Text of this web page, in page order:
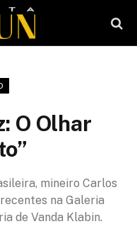
O Olhar
mineiro Carlos
na Galeria
de Vanda Klabin.